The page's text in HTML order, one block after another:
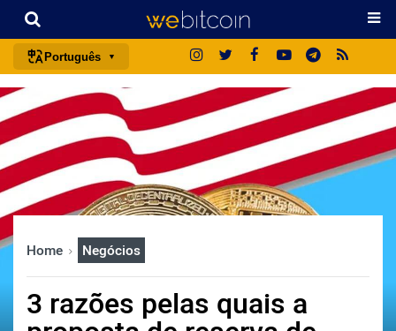
Português
português (BR)
english
español
français
italiano
日本語
русский
Home Negócios
3 razões pelas quais a